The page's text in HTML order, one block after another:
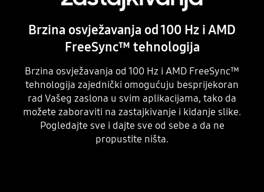
Brzina osvježavanja od 100 Hz i AMD
FreeSync™ tehnologija
Brzina osvježavanja od 100 Hz i AMD FreeSync™
tehnologija zajednički omogućuju besprijekoran
rad Vašeg zaslona u svim aplikacijama, tako da
možete zaboraviti na zastajkivanje i kidanje slike.
Pogledajte sve i dajte sve od sebe a da ne
propustite ništa.